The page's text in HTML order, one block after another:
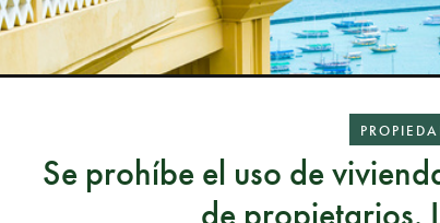
Se prohíbe el uso de